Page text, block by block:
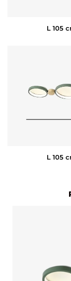
L 105
L 105